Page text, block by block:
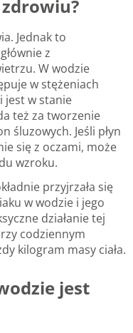
Jednak to
z
W wodzie
w stężeniach
jest w stanie
też za tworzenie
śluzowych. Jeśli płyn
się z oczami, może
wzroku.
przyjrzała się
w wodzie i jego
działanie tej
codziennym
kilogram masy ciała.
jest